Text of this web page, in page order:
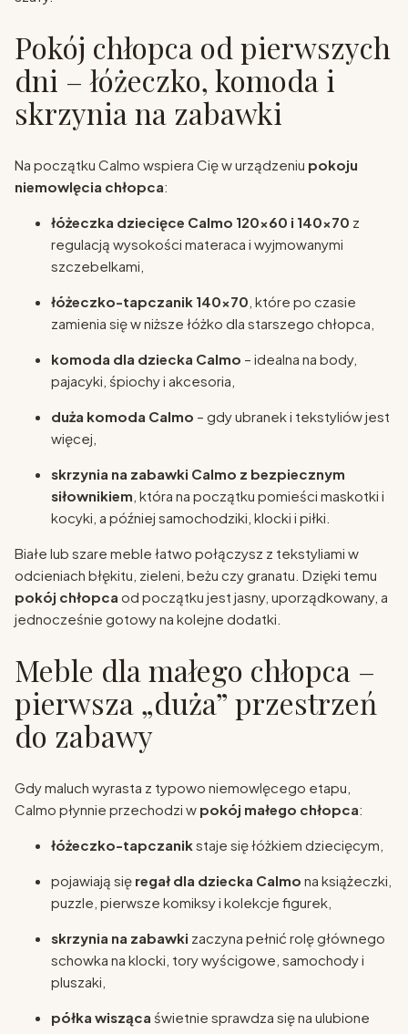
Pokój chłopca od pierwszych
dni – łóżeczko, komoda i
skrzynia na zabawki
Na początku Calmo wspiera Cię w urządzeniu pokoju
niemowlęcia chłopca:
łóżeczka dziecięce Calmo 120×60 i 140×70 z
regulacją wysokości materaca i wyjmowanymi
szczebelkami,
łóżeczko-tapczanik 140×70 , które po czasie
zamienia się w niższe łóżko dla starszego chłopca,
komoda dla dziecka Calmo – idealna na body,
pajacyki, śpiochy i akcesoria,
duża komoda Calmo – gdy ubranek i tekstyliów jest
więcej,
skrzynia na zabawki Calmo z bezpiecznym
siłownikiem , która na początku pomieści maskotki i
kocyki, a później samochodziki, klocki i piłki.
Białe lub szare meble łatwo połączysz z tekstyliami w
odcieniach błękitu, zieleni, beżu czy granatu. Dzięki temu
pokój chłopca od początku jest jasny, uporządkowany, a
jednocześnie gotowy na kolejne dodatki.
Meble dla małego chłopca –
pierwsza „duża” przestrzeń
do zabawy
Gdy maluch wyrasta z typowo niemowlęcego etapu,
Calmo płynnie przechodzi w pokój małego chłopca:
łóżeczko-tapczanikstaje się łóżkiem dziecięcym,
pojawiają się regał dla dziecka Calmo na książeczki,
puzzle, pierwsze komiksy i kolekcje figurek,
skrzynia na zabawki zaczyna pełnić rolę głównego
schowka na klocki, tory wyścigowe, samochody i
pluszaki,
półka wisząca świetnie sprawdza się na ulubione